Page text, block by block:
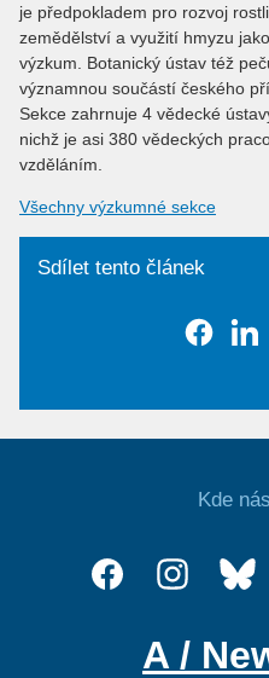
je předpokladem pro rozvoj
zemědělství a využití hmyzu
výzkum. Botanický ústav též
významnou součástí českého
Sekce zahrnuje 4 vědecké
nichž je asi 380 vědeckých
vzděláním.
Všechny výzkumné sekce
Sdílet tento článek
Kde
A /